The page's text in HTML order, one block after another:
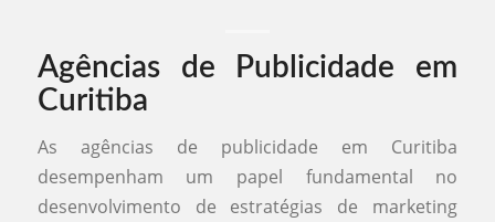
Agências de Publicidade em
Curitiba
As agências de publicidade em Curitiba
desempenham um papel fundamental no
desenvolvimento de estratégias de marketing